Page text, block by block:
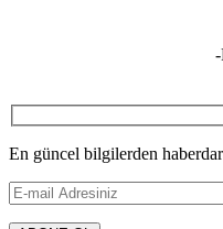
En güncel bilgilerden